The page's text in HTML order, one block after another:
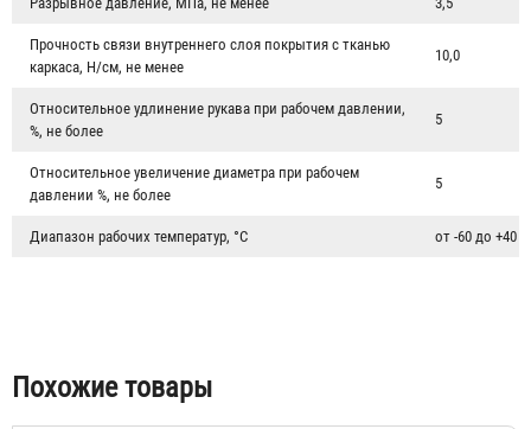
Прочность связи внутреннего слоя покрытия с тканью
каркаса, Н/см, не менее
10,0
Относительное удлинение рукава при рабочем давлении,
%, не более
5
Относительное увеличение диаметра при рабочем
давлении %, не более
5
Диапазон рабочих температур, °C от -60 до +40
Похожие товары